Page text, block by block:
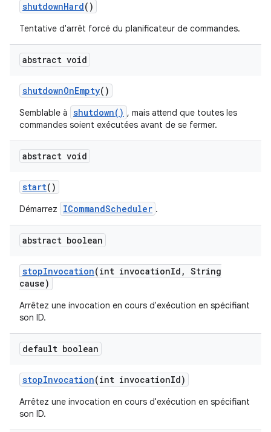
shutdownHard()
Tentative d'arrêt forcé du planificateur de commandes.
abstract void
shutdownOnEmpty()
Semblable à shutdown() , mais attend que toutes les
commandes soient exécutées avant de se fermer.
abstract void
start()
Démarrez ICommandScheduler .
abstract boolean
stopInvocation(int invocationId , String
cause)
Arrêtez une invocation en cours d'exécution en spécifiant
son ID.
default boolean
stopInvocation(int invocationId)
Arrêtez une invocation en cours d'exécution en spécifiant
son ID.